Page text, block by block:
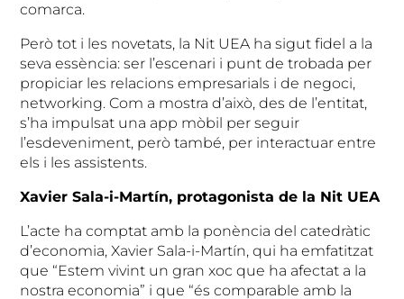
comarca.
Però tot i les novetats, la Nit UEA ha sigut fidel a la
seva essència: ser l’escenari i punt de trobada per
propiciar les relacions empresarials i de negoci,
networking. Com a mostra d’això, des de l’entitat,
s’ha impulsat una app mòbil per seguir
l’esdeveniment, però també, per interactuar entre
els i les assistents.
Xavier Sala-i-Martín, protagonista de la Nit UEA
L’acte ha comptat amb la ponència del catedràtic
d’economia, Xavier Sala-i-Martín, qui ha emfatitzat
que “Estem vivint un gran xoc que ha afectat a la
nostra economia” i que “és comparable amb la